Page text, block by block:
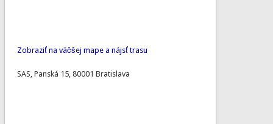
Zobraziť na väčšej mape a nájsť trasu
SAS, Panská 15, 80001 Bratislava